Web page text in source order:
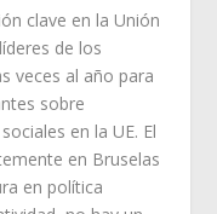
clave en la Unión
de los
veces al año para
sobre
en la UE. El
en Bruselas
en política